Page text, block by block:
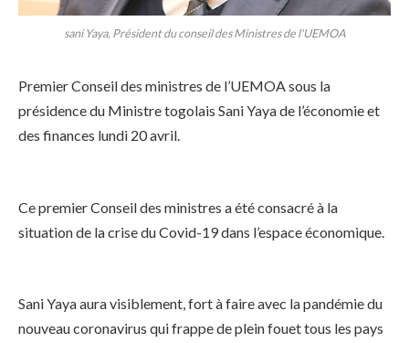
sani Yaya, Président du conseil des Ministres de l'UEMOA
Premier Conseil des ministres de l’UEMOA sous la
présidence du Ministre togolais Sani Yaya de l’économie et
des finances lundi 20 avril.
Ce premier Conseil des ministres a été consacré à la
situation de la crise du Covid-19 dans l’espace économique.
Sani Yaya aura visiblement, fort à faire avec la pandémie du
nouveau coronavirus qui frappe de plein fouet tous les pays